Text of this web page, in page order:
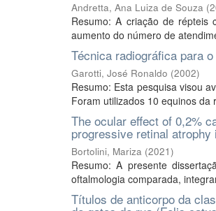
Andretta, Ana Luiza de Souza (
Resumo: A criação de répteis
aumento do número de
Técnica radiográfica para
Garotti, José Ronaldo (2002)
Resumo: Esta pesquisa visou
Foram utilizados 10 equinos
The ocular effect of 0,2%
progressive retinal
Bortolini, Mariza (2021)
Resumo: A presente
oftalmologia comparada,
Títulos de anticorpo da